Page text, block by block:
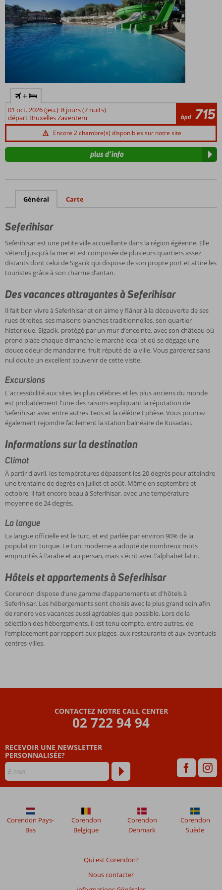
l’emplacement par rapport aux plages, aux restaurants et aux
éventuels centres-villes.
+
01 oct. 2026 (jeu.) 8 jours (7 nuits)
départ Bruxelles Zaventem
àpd 715
Encore 2 chambre(s) disponibles sur notre site
plus d’info
Général Carte
Seferihisar
Seferihisar est une petite ville accueillante dans la région égéenne. Elle
s’étend jusqu’à la mer et est composée de plusieurs quartiers assez
distants dont celui de Sigacik qui dispose de son propre port et attire les
touristes grâce à son charme d’antan.
Des vacances attrayantes à Seferihisar
Il fait bon vivre à Seferihisar et on aime y flâner à la découverte de ses
rues étroites, ses maisons blanches traditionnelles, son quartier
historique, Sigacik, protégé par un mur d’enceinte, avec son château où
prend place chaque dimanche le marché local et où se dégage une
douce odeur de mandarine, fruit réputé de la ville. Vous garderez sans
nul doute un excellent souvenir de cette visite.
Excursions
L'accessibilité aux sites les plus célèbres et les plus anciens du monde
est probablement l'une des raisons expliquant la réputation de
Seferihisar avec entre autres Teos et la célèbre Ephèse. Vous pourrez
également rejoindre facilement la station balnéaire de Kusadasi.
Informations sur la destination
Climat
À partir d'avril, les températures dépassent les 20 degrés pour atteindre
une trentaine de degrés en juillet et août. Même en septembre et
octobre, il fait encore beau à Seferihisar, avec une température
moyenne de 24 degrés.
La langue
La langue officielle est le turc, et est parlée par environ 90% de la
population turque. Le turc moderne a adopté de nombreux mots
empruntés à l'arabe et au persan, mais s'écrit avec l'alphabet latin.
Hôtels et appartements à Seferihisar
Corendon dispose d’une gamme d’appartements et d'hôtels à
Seferihisar. Les hébergements sont choisis avec le plus grand soin afin
de rendre vos vacances aussi agréables que possible. Lors de la
sélection des hébergements, il est tenu compte, entre autres, de
l’emplacement par rapport aux plages, aux restaurants et aux éventuels
centres-villes.
CONTACTEZ NOTRE CALL CENTER
02 722 94 94
RECEVOIR UNE NEWSLETTER
PERSONNALISÉE?
Qui est Corendon?
Nous contacter
Corendon Pays-
Bas
Corendon
Belgique
Corendon
Denmark
Corendon
Suède